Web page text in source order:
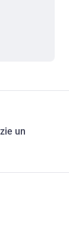
un